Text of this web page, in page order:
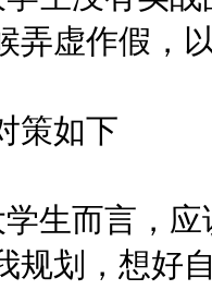
弄虚作假，
如下
而言，应
规划，想好